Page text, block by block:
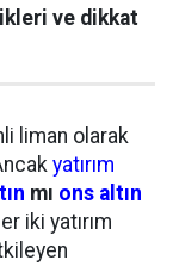
ve dikkat
liman olarak
yatırım
mı ons altın
iki yatırım